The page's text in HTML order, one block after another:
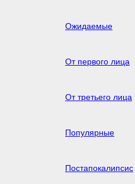
Ожидаемые
От первого лица
От третьего лица
Популярные
Постапокалипсис